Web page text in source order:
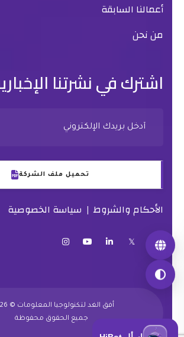
أعمالنا السابقة
من نحن
اشترك في نشرتنا
تحميل ملف الشركة
الأحكام والشروط سياسة الخصوصية
أفق الغد لتكنولوجيا المعلومات © 2026.
جميع الحقوق محفوظة